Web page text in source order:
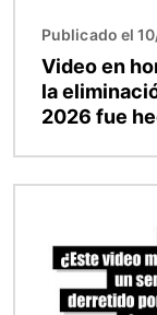
Publicado el
Video en
la
2026 fue